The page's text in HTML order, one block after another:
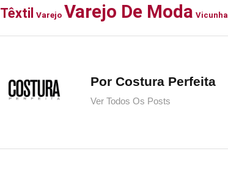
Têxtil Varejo Varejo De Moda Vicunha
Por Costura Perfeita
Ver Todos Os Posts